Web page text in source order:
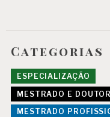
Categorias
ESPECIALIZAÇÃO
MESTRADO E
MESTRADO